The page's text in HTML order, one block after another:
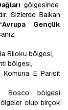
gölgesinde
Sizlerde Balkan
Avrupa Gençlik
Blloku bölgesi,
bölgesi,
Komuna E Parisit
Bosco bölgesi
olup birçok